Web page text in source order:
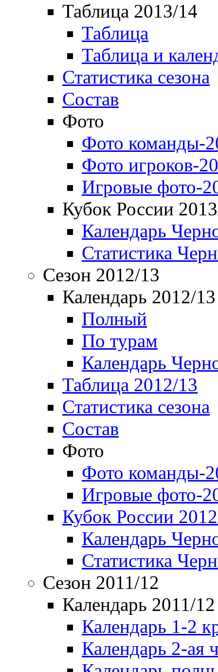
Таблица 2013/14
Таблица
Таблица и
Статистика сезона
Состав
Фото
Фото команды-
Фото игроков-
Игровые фото-
Кубок России
Календарь
Статистика
Сезон 2012/13
Календарь 2012/13
Полный
По турам
Календарь
Таблица 2012/13
Статистика сезона
Состав
Фото
Фото команды-
Игровые фото-
Кубок России
Календарь
Статистика
Сезон 2011/12
Календарь 2011/12
Календарь 1-2
Календарь 2-ая